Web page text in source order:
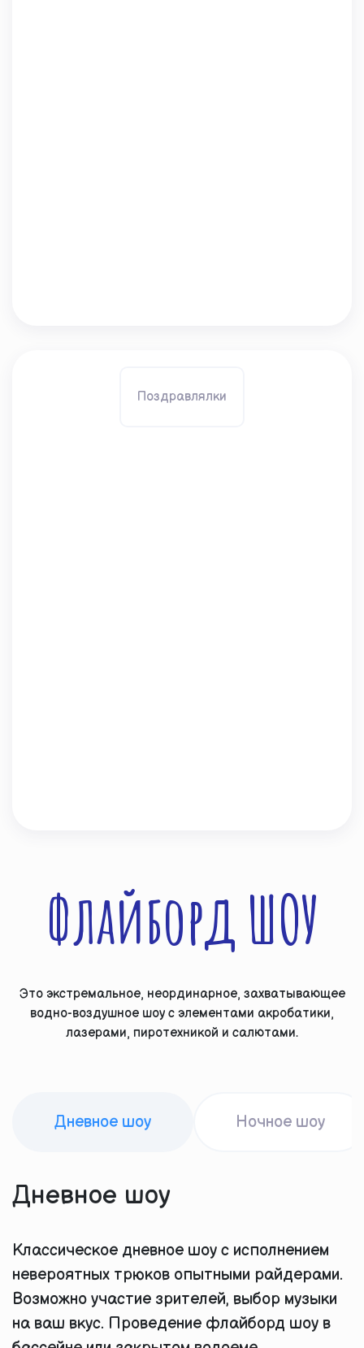
Поздравлялки
Флайборд ШОУ
Это экстремальное, неординарное, захватывающее
водно-воздушное шоу с элементами акробатики,
лазерами, пиротехникой и салютами.
Дневное шоу Ночное шоу
Дневное шоу
Классическое дневное шоу с исполнением
невероятных трюков опытными райдерами.
Возможно участие зрителей, выбор музыки
на ваш вкус. Проведение флайборд шоу в